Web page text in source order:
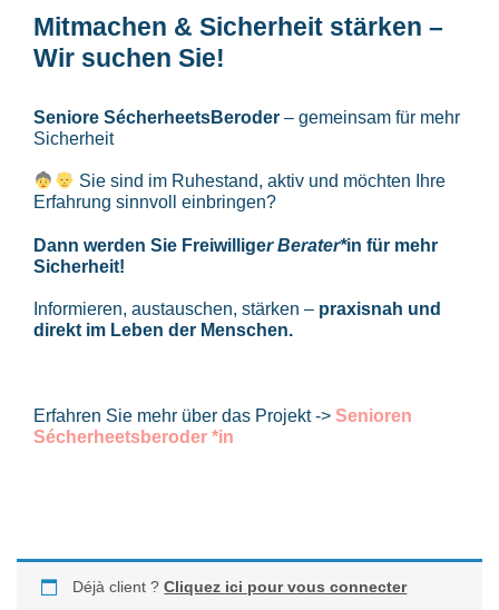
Mitmachen & Sicherheit stärken –
Wir suchen Sie!
Seniore SécherheetsBeroder – gemeinsam für mehr
Sicherheit
Sie sind im Ruhestand, aktiv und möchten Ihre
Erfahrung sinnvoll einbringen?
Dann werden Sie Freiwilliger Berater*in für mehr
Sicherheit!
Informieren, austauschen, stärken – praxisnah und
direkt im Leben der Menschen.
Erfahren Sie mehr über das Projekt -> Senioren
Sécherheetsberoder *in
Déjà client ?Cliquez ici pour vous connecter